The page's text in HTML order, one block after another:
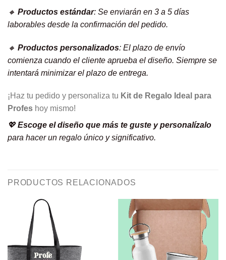
🔸 Productos estándar: Se enviarán en 3 a 5 días
laborables desde la confirmación del pedido.
🔸 Productos personalizados: El plazo de envío
comienza cuando el cliente aprueba el diseño. Siempre se
intentará minimizar el plazo de entrega.
¡Haz tu pedido y personaliza tu Kit de Regalo Ideal para
Profes hoy mismo!
💖Escoge el diseño que más te guste y personalízalo
para hacer un regalo único y significativo.
PRODUCTOS RELACIONADOS